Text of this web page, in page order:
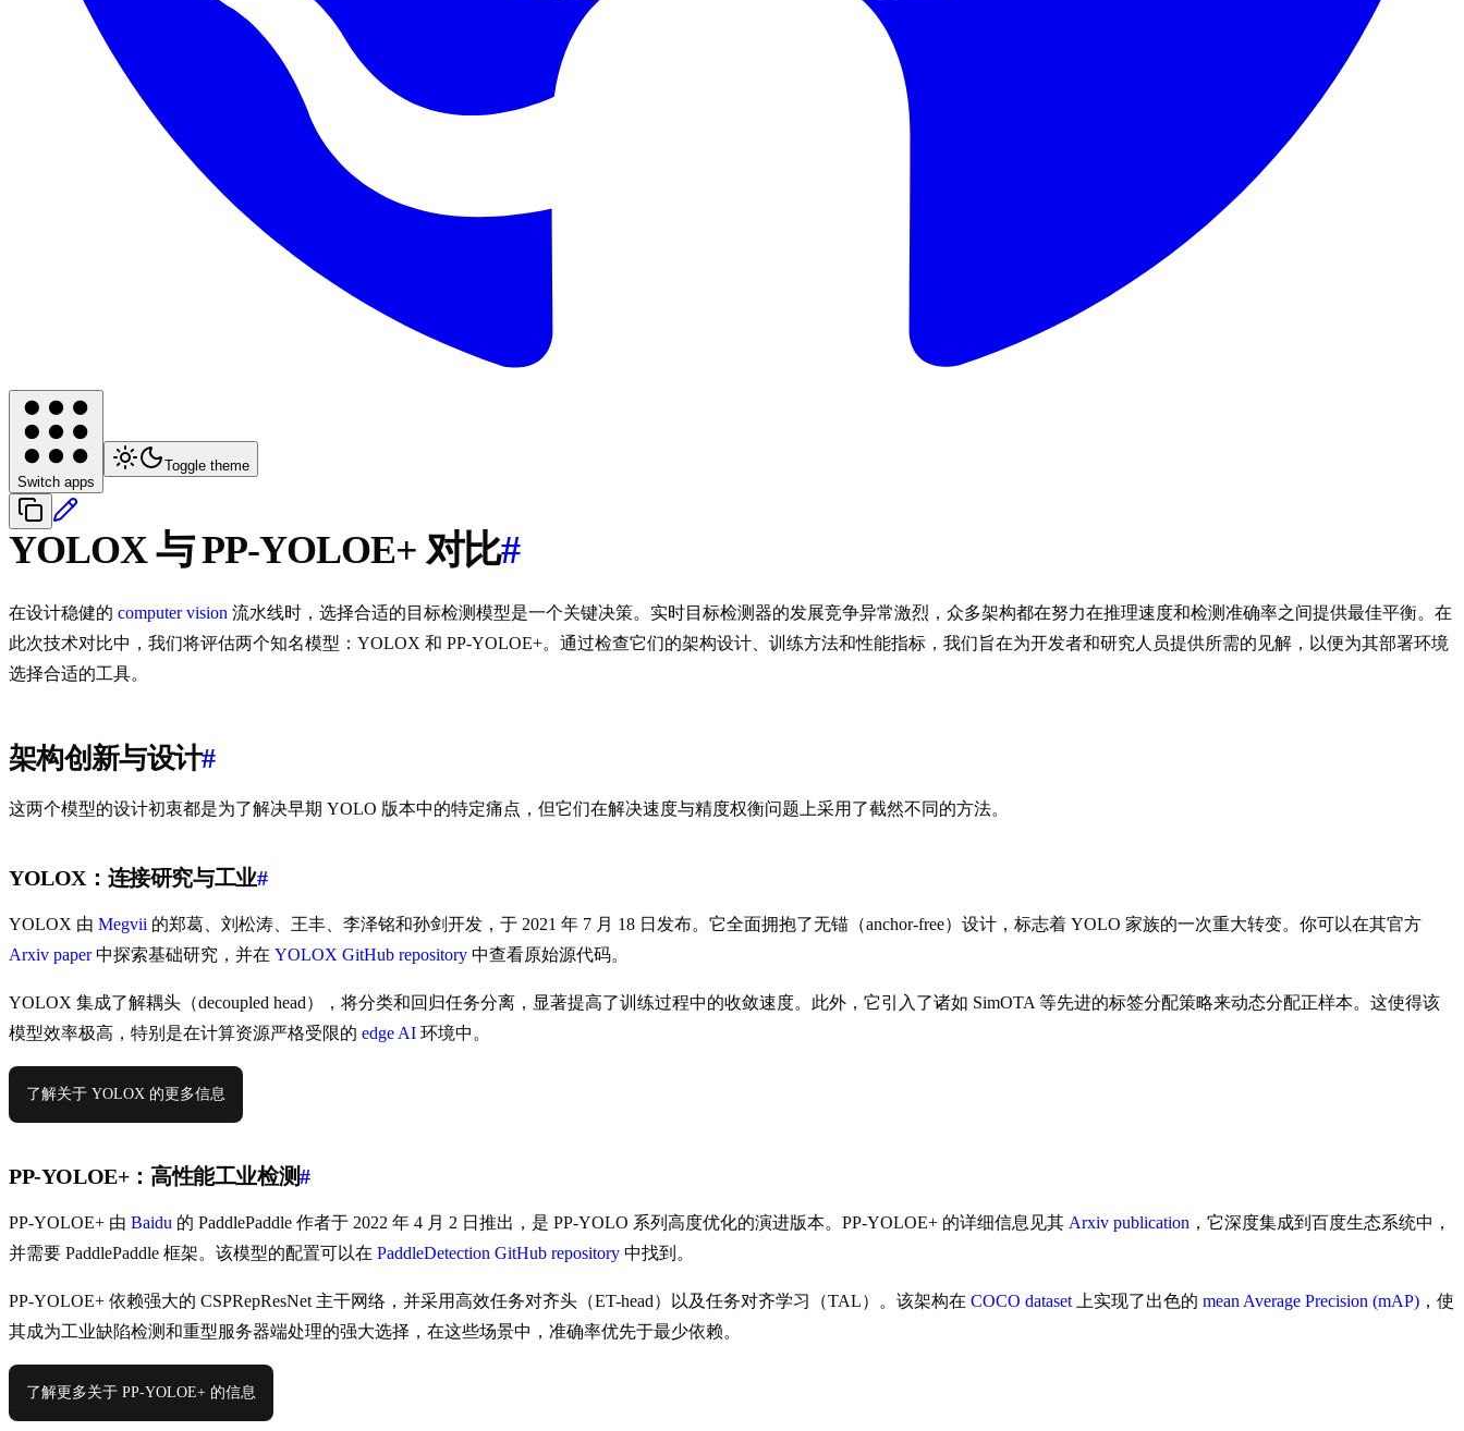
Switch apps
Toggle theme
YOLOX 与 PP-YOLOE+ 对比#
在设计稳健的 computer vision 流水线时，选择合适的目标检测模型是一个关键决策。实时目标检测器的发展竞争异常激烈，众多架构都在努力在推理速度和检测准确率之间提供最佳平衡。在
此次技术对比中，我们将评估两个知名模型：YOLOX 和 PP-YOLOE+。通过检查它们的架构设计、训练方法和性能指标，我们旨在为开发者和研究人员提供所需的见解，以便为其部署环境
选择合适的工具。
架构创新与设计#
这两个模型的设计初衷都是为了解决早期 YOLO 版本中的特定痛点，但它们在解决速度与精度权衡问题上采用了截然不同的方法。
YOLOX：连接研究与工业#
YOLOX 由 Megvii 的郑葛、刘松涛、王丰、李泽铭和孙剑开发，于 2021 年 7 月 18 日发布。它全面拥抱了无锚（anchor-free）设计，标志着 YOLO 家族的一次重大转变。你可以在其官方
Arxiv paper中探索基础研究，并在 YOLOX GitHub repository 中查看原始源代码。
YOLOX 集成了解耦头（decoupled head），将分类和回归任务分离，显著提高了训练过程中的收敛速度。此外，它引入了诸如 SimOTA 等先进的标签分配策略来动态分配正样本。这使得该
模型效率极高，特别是在计算资源严格受限的 edge AI 环境中。
了解关于 YOLOX 的更多信息
PP-YOLOE+：高性能工业检测#
PP-YOLOE+ 由 Baidu 的 PaddlePaddle 作者于 2022 年 4 月 2 日推出，是 PP-YOLO 系列高度优化的演进版本。PP-YOLOE+ 的详细信息见其 Arxiv publication ，它深度集成到百度生态系统中，
并需要 PaddlePaddle 框架。该模型的配置可以在 PaddleDetection GitHub repository 中找到。
PP-YOLOE+ 依赖强大的 CSPRepResNet 主干网络，并采用高效任务对齐头（ET-head）以及任务对齐学习（TAL）。该架构在 COCO dataset 上实现了出色的 mean Average Precision (mAP) ，使
其成为工业缺陷检测和重型服务器端处理的强大选择，在这些场景中，准确率优先于最少依赖。
了解更多关于 PP-YOLOE+ 的信息